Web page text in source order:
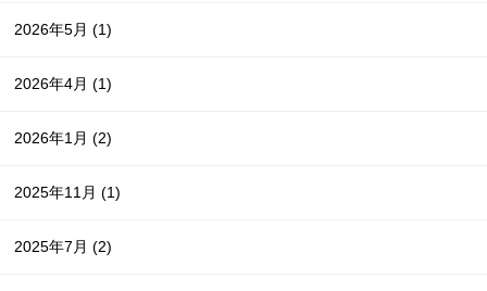
2026年5月(1)
2026年4月(1)
2026年1月(2)
2025年11月(1)
2025年7月(2)